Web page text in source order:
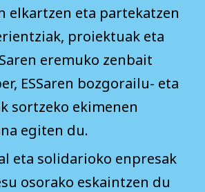
elkartzen eta partekatzen
proiektuak eta
eremuko zenbait
ESSaren bozgorailu- eta
sortzeko ekimenen
egiten du.
eta solidarioko enpresak
osorako eskaintzen du